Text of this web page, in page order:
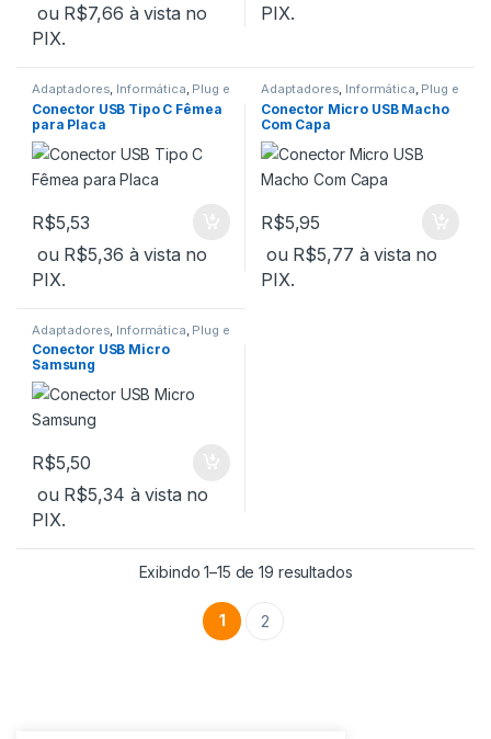
ou R$7,66 à vista no
PIX.
PIX.
Adaptadores Informática Plug e
Conector USB
Conector USB Tipo C Fêmea
para Placa
R$5,53
ou R$5,36 à vista no
PIX.
Adaptadores Informática Plug e
Conector USB
Conector Micro USB Macho
Com Capa
R$5,95
ou R$5,77 à vista no
PIX.
Adaptadores Informática Plug e
Conector USB
Conector USB Micro
Samsung
R$5,50
ou R$5,34 à vista no
PIX.
Exibindo 1–15 de 19 resultados
1 2